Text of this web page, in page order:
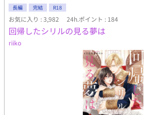
予約ミスしないよう気を付けます！
長編 完結 R18
お気に入り : 3,982 24h.ポイント : 184
回帰したシリルの見る夢は
riiko